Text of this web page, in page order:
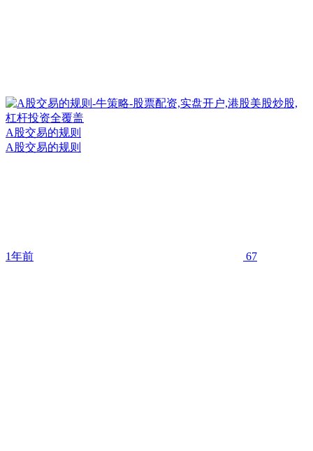
A股交易的规则
A股交易的规则
1年前 67